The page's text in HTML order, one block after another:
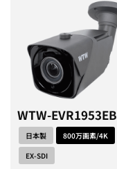
WTW-EVR1953EB
日本製
800万画素/4K
EX-SDI